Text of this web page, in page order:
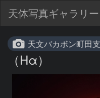
天体写真ギャラリー
天文バカボン町田
（Hα）